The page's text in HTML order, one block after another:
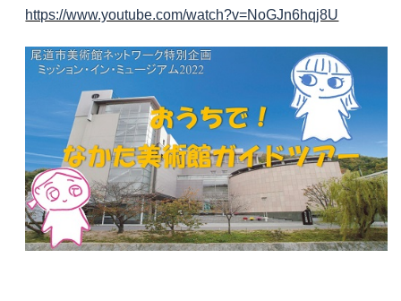
https://www.youtube.com/watch?v=NoGJn6hqj8U